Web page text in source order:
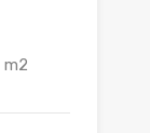
m2